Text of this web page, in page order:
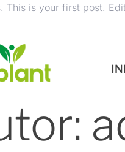
This is your first post.